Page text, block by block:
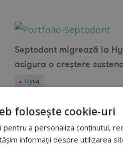
Septodont migrează la
asigura o creștere
Hyvä
folosește cookie-uri
pentru a personaliza conținutul,
informații despre utilizarea